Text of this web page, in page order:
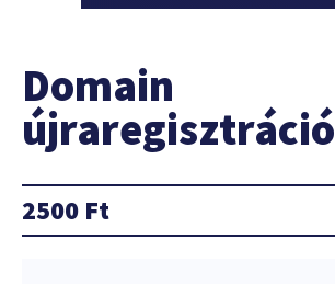
Domain
újraregisztráció
2500 Ft